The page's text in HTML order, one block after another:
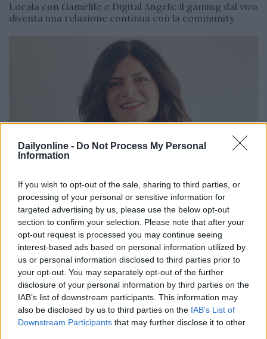
Dailyonline - Do Not Process My Personal
Information
If you wish to opt-out of the sale, sharing to third parties, or
processing of your personal or sensitive information for
targeted advertising by us, please use the below opt-out
section to confirm your selection. Please note that after your
opt-out request is processed you may continue seeing
interest-based ads based on personal information utilized by
us or personal information disclosed to third parties prior to
your opt-out. You may separately opt-out of the further
disclosure of your personal information by third parties on the
IAB’s list of downstream participants. This information may
also be disclosed by us to third parties on the IAB’s List of
Downstream Participants that may further disclose it to other
Locala con Gamelife e Digital Angels: il gaming dal vivo
diventa una relazione continua con la community
MEDIA
Redazione
Citynews rinnova con Sensemakers: BrandMetrics
confermata per misurare il valore della
comunicazione